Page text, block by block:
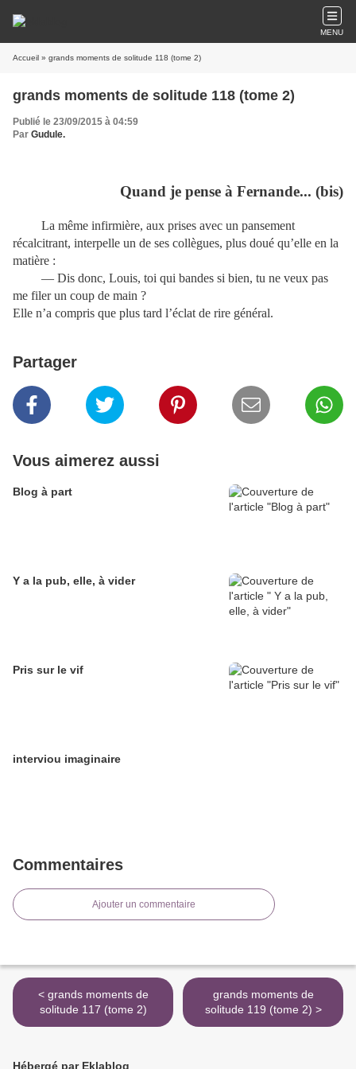
MENU
Accueil » grands moments de solitude 118 (tome 2)
grands moments de solitude 118 (tome 2)
Publié le 23/09/2015 à 04:59
Par Gudule.
Quand je pense à Fernande... (bis)
La même infirmière, aux prises avec un pansement
récalcitrant, interpelle un de ses collègues, plus doué qu’elle en la
matière :
— Dis donc, Louis, toi qui bandes si bien, tu ne veux pas
me filer un coup de main ?
Elle n’a compris que plus tard l’éclat de rire général.
Partager
Vous aimerez aussi
Blog à part
Y a la pub, elle, à vider
Pris sur le vif
interviou imaginaire
Commentaires
Ajouter un commentaire
< grands moments de
solitude 117 (tome 2)
grands moments de
solitude 119 (tome 2) >
Hébergé par Eklablog